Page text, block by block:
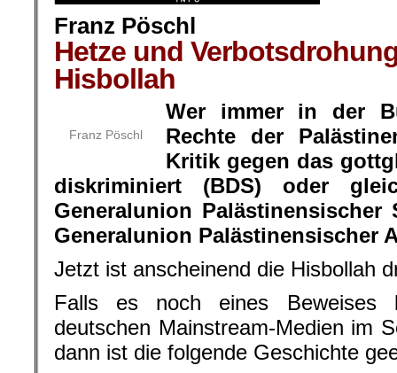
Franz Pöschl
Hetze und
Hisbollah
Franz Pöschl
Wer immer in der
Rechte der
Kritik gegen das
diskriminiert (BDS) oder
Generalunion Palästinensischer
Generalunion Palästinensischer
Jetzt ist anscheinend die Hisbollah
Falls es noch eines Beweises
deutschen Mainstream-Medien im
dann ist die folgende Geschichte